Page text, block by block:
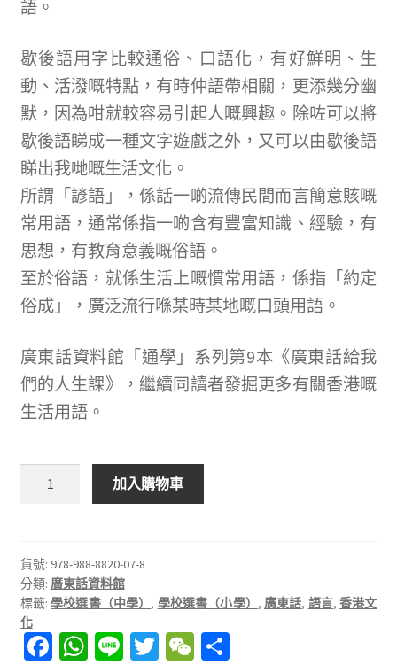
語。
歇後語用字比較通俗、口語化，有好鮮明、生
動、活潑嘅特點，有時仲語帶相關，更添幾分幽
默，因為咁就較容易引起人嘅興趣。除咗可以將
歇後語睇成一種文字遊戲之外，又可以由歇後語
睇出我哋嘅生活文化。
所謂「諺語」，係話一啲流傳民間而言簡意賅嘅
常用語，通常係指一啲含有豐富知識、經驗，有
思想，有教育意義嘅俗語。
至於俗語，就係生活上嘅慣常用語，係指「約定
俗成」，廣泛流行喺某時某地嘅口頭用語。
廣東話資料館「通學」系列第9本《廣東話給我
們的人生課》，繼續同讀者發掘更多有關香港嘅
生活用語。
東
話
給
我
們
加入購物車
貨號: 978-988-8820-07-8
分類: 廣東話資料館
標籤:學校選書（中學） , 學校選書（小學） , 廣東話, 語言,香港文
化
Fa W Li T W 分